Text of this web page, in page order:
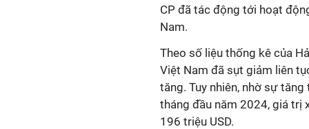
CP đã tác động tới hoạt
Nam.
Theo số liệu thống kê của
Việt Nam đã sụt giảm liên
tăng. Tuy nhiên, nhờ sự
tháng đầu năm 2024, giá trị
196 triệu USD.